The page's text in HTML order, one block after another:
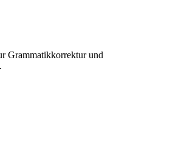
Grammatikkorrektur und